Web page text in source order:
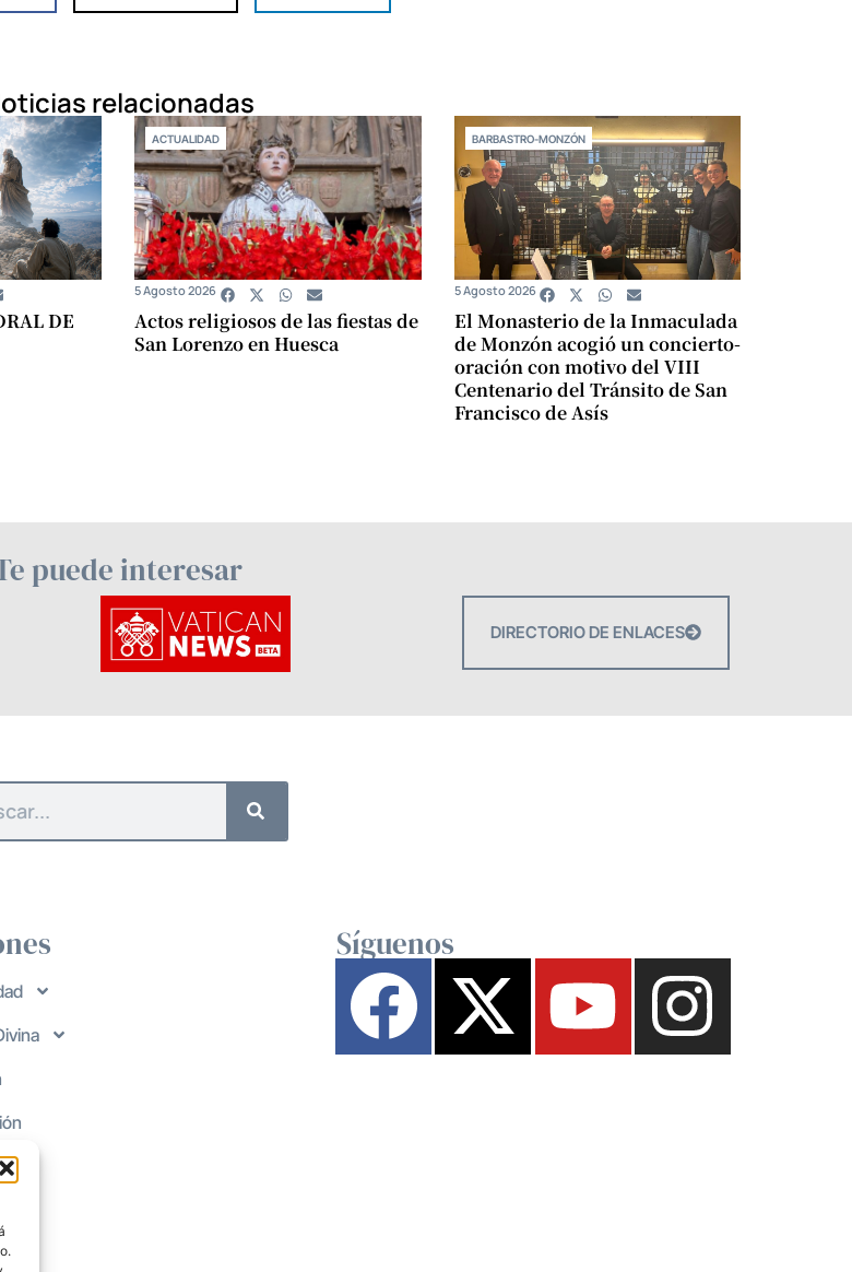
relacionadas
DE
ACTUALIDAD
Actos religiosos de las fiestas de
San Lorenzo en Huesca
5 Agosto 2026
BARBASTRO-MONZÓN
El Monasterio de la Inmaculada
de Monzón acogió un concierto-
oración con motivo del VIII
Centenario del Tránsito de San
Francisco de Asís
5 Agosto 2026
puede interesar
DIRECTORIO DE ENLACES
Síguenos